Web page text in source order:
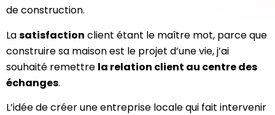
de construction.
Lasatisfaction client étant le maître mot, parce que
construire sa maison est le projet d’une vie, j’ai
souhaité remettre la relation client au centre des
échanges.
L’idée de créer une entreprise locale qui fait intervenir